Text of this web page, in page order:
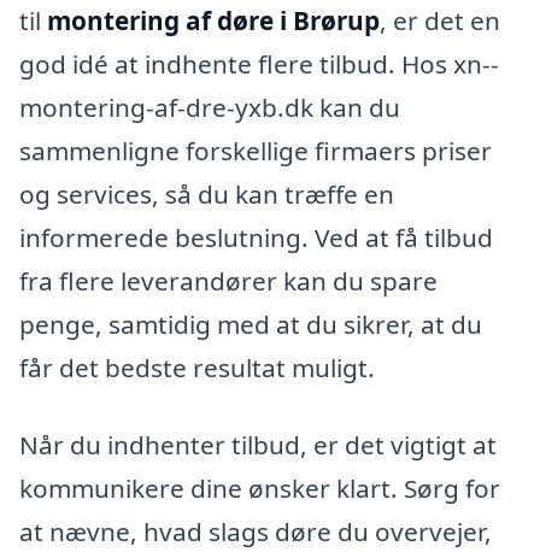
til montering af døre i Brørup, er det en
god idé at indhente flere tilbud. Hos xn--
montering-af-dre-yxb.dk kan du
sammenligne forskellige firmaers priser
og services, så du kan træffe en
informerede beslutning. Ved at få tilbud
fra flere leverandører kan du spare
penge, samtidig med at du sikrer, at du
får det bedste resultat muligt.
Når du indhenter tilbud, er det vigtigt at
kommunikere dine ønsker klart. Sørg for
at nævne, hvad slags døre du overvejer,